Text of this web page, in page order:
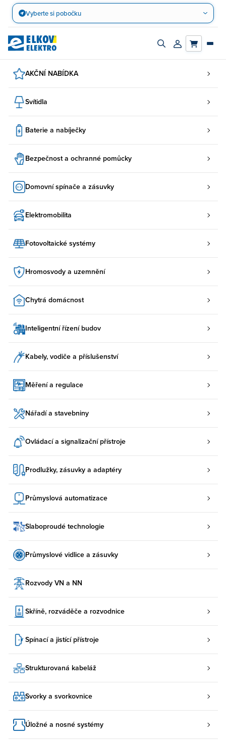
Přejít
obsah
Vyberte si pobočku
Zapnout/vypnout
Přihlásit/
AKČNÍ NABÍDKA
Svítidla
Baterie a nabíječky
Bezpečnost a ochranné pomůcky
Domovní spínače a zásuvky
Elektromobilita
Fotovoltaické systémy
Hromosvody a uzemnění
Chytrá domácnost
Inteligentní řízení budov
Kabely, vodiče a příslušenství
Měření a regulace
Nářadí a stavebniny
Ovládací a signalizační přístroje
Prodlužky, zásuvky a adaptéry
Průmyslová automatizace
Slaboproudé technologie
Průmyslové vidlice a zásuvky
Rozvody VN a NN
Skříně, rozváděče a rozvodnice
Spínací a jistící přístroje
Strukturovaná kabeláž
Svorky a svorkovnice
Úložné a nosné systémy